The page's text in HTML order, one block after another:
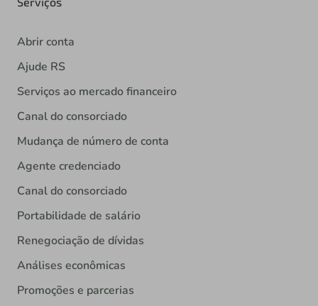
Abrir conta
Ajude RS
Serviços ao mercado financeiro
Canal do consorciado
Mudança de número de conta
Agente credenciado
Canal do consorciado
Portabilidade de salário
Renegociação de dívidas
Análises econômicas
Promoções e parcerias